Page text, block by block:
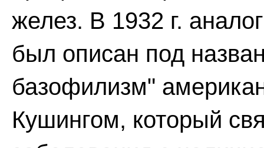
желез. В 1932 г.
был описан под
базофилизм"
Кушингом, который